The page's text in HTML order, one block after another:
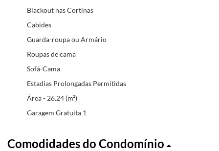
Blackout nas Cortinas
Cabides
Guarda-roupa ou Armário
Roupas de cama
Sofá-Cama
Estadias Prolongadas Permitidas
Área - 26.24 (m²)
Garagem Gratuita 1
Comodidades do Condomínio